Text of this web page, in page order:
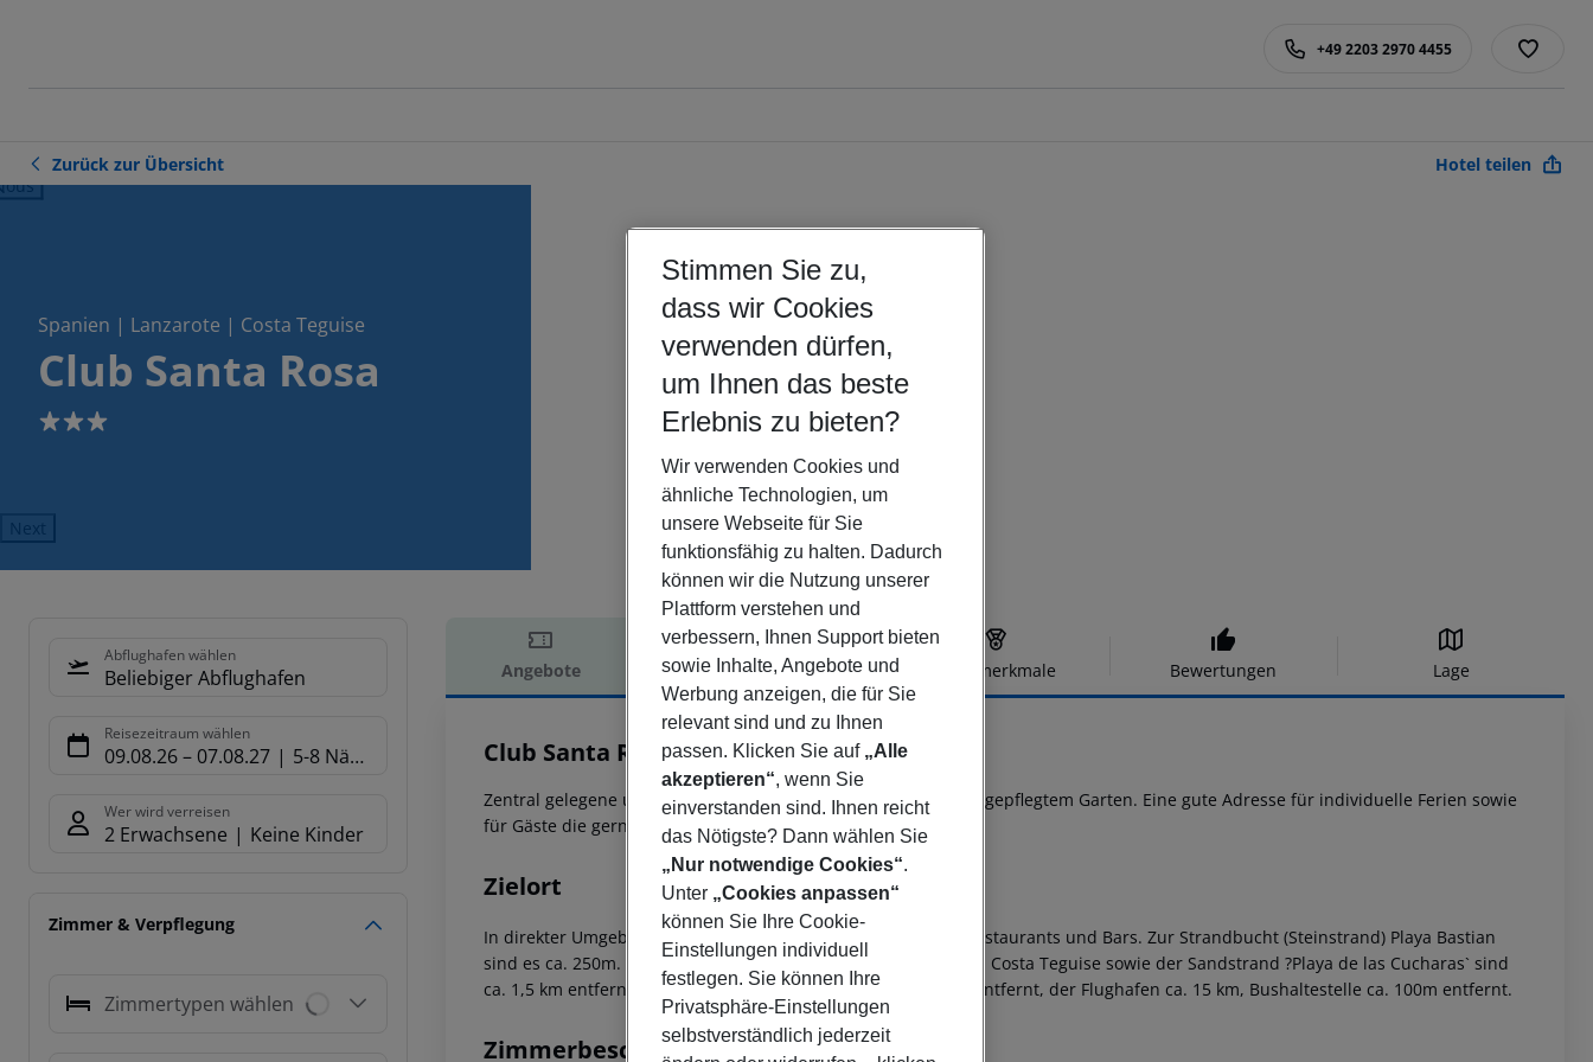
+49 2203 2970 4455
Zurück zur Übersicht Hotel teilen
Spanien | Lanzarote | Costa Teguise
Club Santa Rosa
3
Next
Abflughafen wählen
Beliebiger Abflughafen
Reisezeitraum wählen
09.08.26– 07.08.27 5-8 Nächte
Wer wird verreisen
2 Erwachsene Keine Kinder
Zimmer & Verpflegung
Zimmertypen wählen
Angebote Hotelbeschreibung Hotelmerkmale Bewertungen Lage
Hotelbeschreibung
Club Santa Rosa
3
Zentral gelegene und dennoch ruhige Appartementanlage mit gepflegtem Garten. Eine gute Adresse für individuelle Ferien sowie
für Gäste die gerne nahe am Geschehen sind.
Zielort
In direkter Umgebung befinden sich Einkaufsmöglichkeiten, Restaurants und Bars. Zur Strandbucht (Steinstrand) Playa Bastian
sind es ca. 250m. Die grössere Einkaufsstrasse im Zentrum von Costa Teguise sowie der Sandstrand ?Playa de las Cucharas` sind
ca. 1,5 km entfernt. Die Inselhauptstadt Arrecife ist ca. 10 km entfernt, der Flughafen ca. 15 km, Bushaltestelle ca. 100m entfernt.
Zimmerbeschreibung
Stimmen Sie zu,
dass wir Cookies
verwenden dürfen,
um Ihnen das beste
Erlebnis zu bieten?
Wir verwenden Cookies und
ähnliche Technologien, um
unsere Webseite für Sie
funktionsfähig zu halten. Dadurch
können wir die Nutzung unserer
Plattform verstehen und
verbessern, Ihnen Support bieten
sowie Inhalte, Angebote und
Werbung anzeigen, die für Sie
relevant sind und zu Ihnen
passen. Klicken Sie auf „Alle
akzeptieren“, wenn Sie
einverstanden sind. Ihnen reicht
das Nötigste? Dann wählen Sie
„Nur notwendige Cookies“.
Unter „Cookies anpassen“
können Sie Ihre Cookie-
Einstellungen individuell
festlegen. Sie können Ihre
Privatsphäre-Einstellungen
selbstverständlich jederzeit